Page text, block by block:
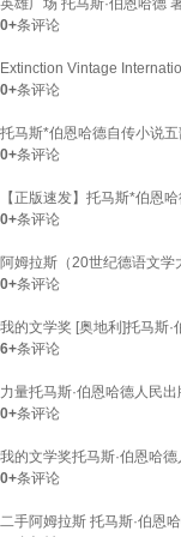
英雄广场 托马斯·伯恩哈德
0+条评论
Extinction Vintage
0+条评论
托马斯*伯恩哈德自传小说
0+条评论
【正版速发】托马斯*伯恩
0+条评论
阿姆拉斯（20世纪德语文学
0+条评论
我的文学奖 [奥地利]托马斯
6+条评论
力量托马斯·伯恩哈德人民
0+条评论
我的文学奖托马斯·伯恩哈
0+条评论
二手阿姆拉斯 托马斯·伯恩